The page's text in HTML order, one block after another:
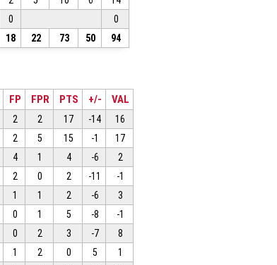
0
0
18 22 73 50 94
FP FPR PTS +/- VAL
2 2 17 -14
16
2 5 15 -1
17
4 1 4 -6
2
2 0 2 -11
-1
1 1 2 -6
3
0 1 5 -8
-1
0 2 3 -7
8
1 2 0 5
1